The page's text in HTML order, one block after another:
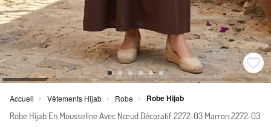
Accueil > Vêtements Hijab > Robe > Robe Hijab
Robe Hijab En Mousseline Avec Nœud Décoratif 2272-03 Marron 2272-03